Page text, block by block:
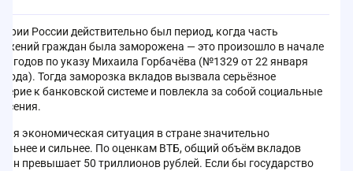
России действительно был период, когда часть
граждан была заморожена — это произошло в начале
х годов по указу Михаила Горбачёва (№1329 от 22 января
года). Тогда заморозка вкладов вызвала серьёзное
к банковской системе и повлекла за собой социальные
экономическая ситуация в стране значительно
и сильнее. По оценкам ВТБ, общий объём вкладов
превышает 50 триллионов рублей. Если бы государство